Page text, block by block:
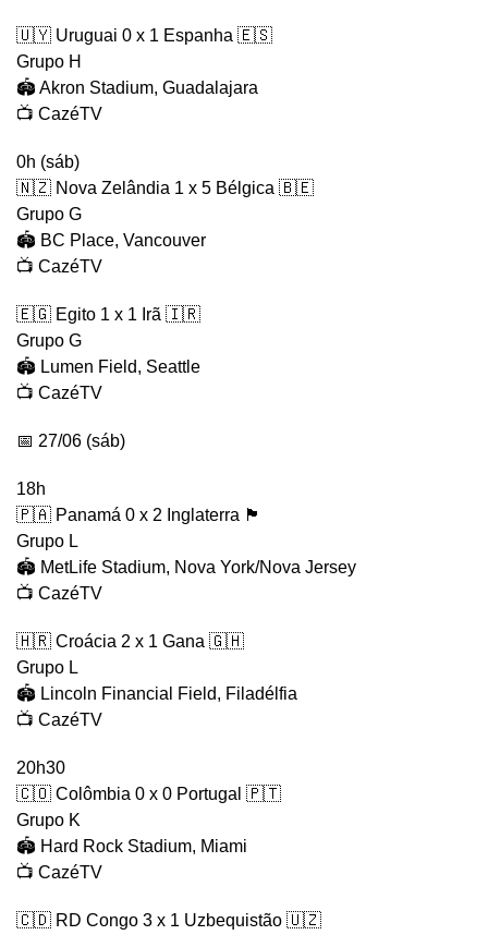
🇺🇾 Uruguai 0 x 1 Espanha 🇪🇸
Grupo H
🏟️ Akron Stadium, Guadalajara
📺 CazéTV
0h (sáb)
🇳🇿 Nova Zelândia 1 x 5 Bélgica 🇧🇪
Grupo G
🏟️ BC Place, Vancouver
📺 CazéTV
🇪🇬 Egito 1 x 1 Irã 🇮🇷
Grupo G
🏟️ Lumen Field, Seattle
📺 CazéTV
📅 27/06 (sáb)
18h
🇵🇦 Panamá 0 x 2 Inglaterra 🏴󠁧󠁢󠁥󠁮󠁧󠁿
Grupo L
🏟️ MetLife Stadium, Nova York/Nova Jersey
📺 CazéTV
🇭🇷 Croácia 2 x 1 Gana 🇬🇭
Grupo L
🏟️ Lincoln Financial Field, Filadélfia
📺 CazéTV
20h30
🇨🇴 Colômbia 0 x 0 Portugal 🇵🇹
Grupo K
🏟️ Hard Rock Stadium, Miami
📺 CazéTV
🇨🇩 RD Congo 3 x 1 Uzbequistão 🇺🇿